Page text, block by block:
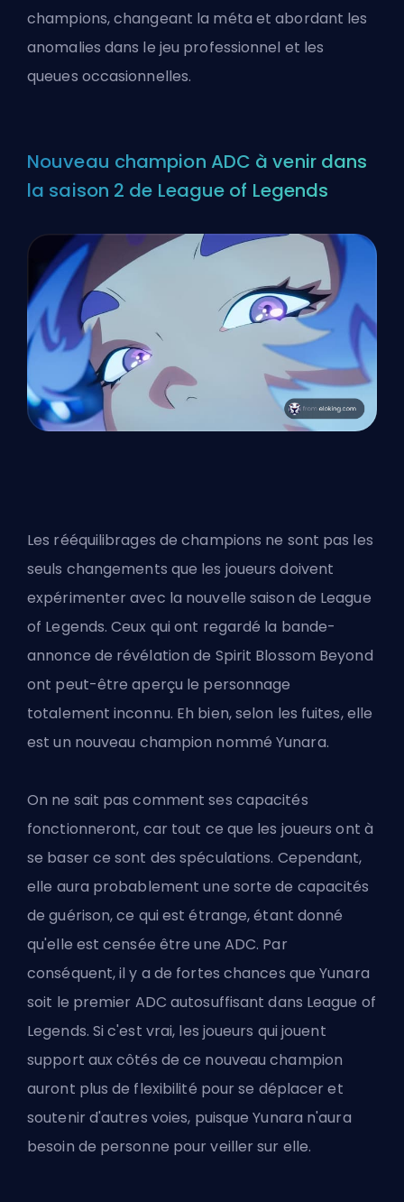
champions, changeant la méta et abordant les
anomalies dans le jeu professionnel et les
queues occasionnelles.
Nouveau champion ADC à venir dans
la saison 2 de League of Legends
Les rééquilibrages de champions ne sont pas les
seuls changements que les joueurs doivent
expérimenter avec la nouvelle saison de League
of Legends. Ceux qui ont regardé la bande-
annonce de révélation de Spirit Blossom Beyond
ont peut-être aperçu le personnage
totalement inconnu. Eh bien, selon les fuites, elle
est un nouveau champion nommé Yunara.
On ne sait pas comment ses capacités
fonctionneront, car tout ce que les joueurs ont à
se baser ce sont des spéculations. Cependant,
elle aura probablement une sorte de capacités
de guérison, ce qui est étrange, étant donné
qu'elle est censée être une ADC. Par
conséquent, il y a de fortes chances que Yunara
soit le premier ADC autosuffisant dans League of
Legends. Si c'est vrai, les joueurs qui jouent
support aux côtés de ce nouveau champion
auront plus de flexibilité pour se déplacer et
soutenir d'autres voies, puisque Yunara n'aura
besoin de personne pour veiller sur elle.